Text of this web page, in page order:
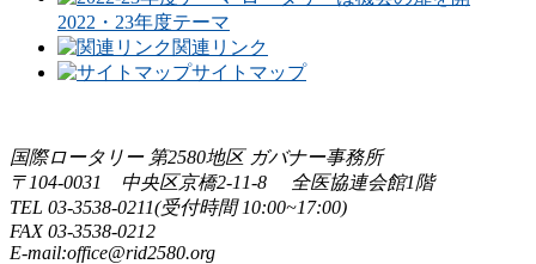
2022・23年度テーマ
関連リンク
サイトマップ
国際ロータリー 第2580地区 ガバナー事務所
〒104-0031 中央区京橋2-11-8 全医協連会館1階
TEL 03-3538-0211(受付時間 10:00~17:00)
FAX 03-3538-0212
E-mail:office@rid2580.org